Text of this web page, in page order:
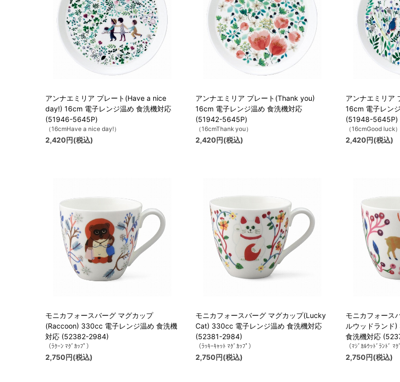
アンナエミリア プレート(Have a nice
day!) 16cm 電子レンジ温め 食洗機対応
(51946-5645P)
（16cmHave a nice day!）
2,420円(税込)
アンナエミリア プレート(Thank you)
16cm 電子レンジ温め 食洗機対応
(51942-5645P)
（16cmThank you）
2,420円(税込)
アンナエミリア
16cm 電子レン
(51948-5645P)
（16cmGood luck）
2,420円(税込)
モニカフォースバーグ マグカップ
(Raccoon) 330cc 電子レンジ温め 食洗機
対応 (52382-2984)
（ﾗｸｰﾝ ﾏｸﾞｶｯﾌﾟ）
2,750円(税込)
モニカフォースバーグ マグカップ(Lucky
Cat) 330cc 電子レンジ温め 食洗機対応
(52381-2984)
（ﾗｯｷｰｷｬｯﾄ ﾏｸﾞｶｯﾌﾟ）
2,750円(税込)
モニカフォース
ルウッドランド
食洗機対応
（ﾏｼﾞｶﾙｳｯﾄﾞﾗﾝﾄﾞ ﾏｸ
2,750円(税込)